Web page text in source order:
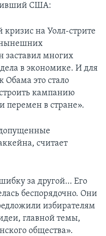
США:
на Уолл-стрите
нынешних
заставил многих
в экономике. И для
Обама это стало
кампанию
перемен в стране».
считает
за другой… Его
беспорядочно. Они
избирателям
главной темы,
общества».